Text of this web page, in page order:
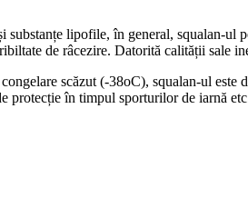
lipofile, în general, squalan-ul
de râcezire. Datorită calității sale
scăzut (-38oC), squalan-ul este
protecție în timpul sporturilor de iarnă